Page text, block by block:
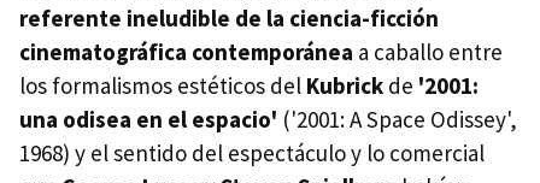
referente ineludible de la ciencia-ficción
cinematográfica contemporánea a caballo entre
los formalismos estéticos del Kubrick de '2001:
una odisea en el espacio' ('2001: A Space Odissey',
1968) y el sentido del espectáculo y lo comercial